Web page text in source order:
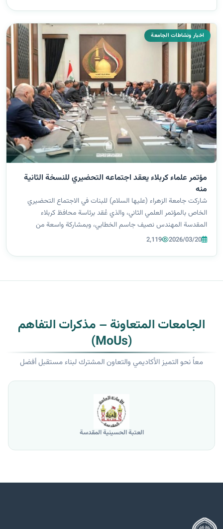
اخبار ونشاطات الجامعة
مؤتمر علماء كربلاء يعقد اجتماعه التحضيري للنسخة الثانية
منه
شاركت جامعة الزهراء (عليها السلام) للبنات في الاجتماع التحضيري
الخاص بالمؤتمر العلمي الثاني، والذي عُقد برئاسة محافظ كربلاء
المقدسة المهندس نصيف جاسم الخطابي، وبمشاركة واسعة من
القيادات الحكومية والأكاديمية في المحافظة، في إطار الاستعدادات
2026/03/20
2,119
الجامعات المتعاونة – مذكرات التفاهم
(MoUs)
معاً نحو التميز الأكاديمي والتعاون المشترك لبناء مستقبل أفضل
العتبة الحسينية المقدسة